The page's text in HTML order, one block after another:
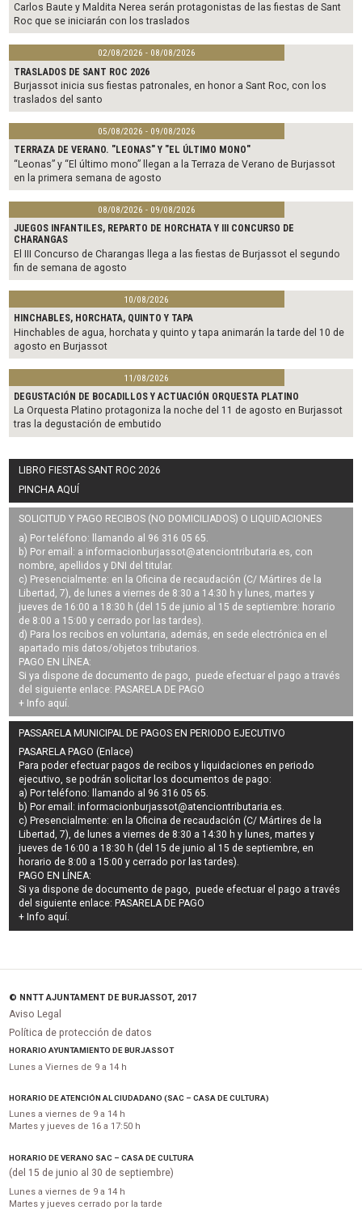
Carlos Baute y Maldita Nerea serán protagonistas de las fiestas de Sant
Roc que se iniciarán con los traslados
02/08/2026 - 08/08/2026
TRASLADOS DE SANT ROC 2026
Burjassot inicia sus fiestas patronales, en honor a Sant Roc, con los
traslados del santo
05/08/2026 - 09/08/2026
TERRAZA DE VERANO. "LEONAS" Y "EL ÚLTIMO MONO"
“Leonas” y “El último mono” llegan a la Terraza de Verano de Burjassot
en la primera semana de agosto
08/08/2026 - 09/08/2026
JUEGOS INFANTILES, REPARTO DE HORCHATA Y III CONCURSO DE
CHARANGAS
El III Concurso de Charangas llega a las fiestas de Burjassot el segundo
fin de semana de agosto
10/08/2026
HINCHABLES, HORCHATA, QUINTO Y TAPA
Hinchables de agua, horchata y quinto y tapa animarán la tarde del 10 de
agosto en Burjassot
11/08/2026
DEGUSTACIÓN DE BOCADILLOS Y ACTUACIÓN ORQUESTA PLATINO
La Orquesta Platino protagoniza la noche del 11 de agosto en Burjassot
tras la degustación de embutido
LIBRO FIESTAS SANT ROC 2026
PINCHA AQUÍ
SOLICITUD Y PAGO RECIBOS (NO DOMICILIADOS) O LIQUIDACIONES
a) Por teléfono: llamando al 96 316 05 65.
b) Por email: a informacionburjassot@atenciontributaria.es, con
nombre, apellidos y DNI del titular.
c) Presencialmente: en la Oficina de recaudación (C/ Mártires de la
Libertad, 7), de lunes a viernes de 8:30 a 14:30 h y lunes, martes y
jueves de 16:00 a 18:30 h (del 15 de junio al 15 de septiembre: horario
de 8:00 a 15:00 y cerrado por las tardes).
d) Para los recibos en voluntaria, además, en sede electrónica en el
apartado mis datos/objetos tributarios.
PAGO EN LÍNEA:
Si ya dispone de documento de pago, puede efectuar el pago a través
del siguiente enlace: PASARELA DE PAGO
+ Info aquí.
PASSARELA MUNICIPAL DE PAGOS EN PERIODO EJECUTIVO
PASARELA PAGO (Enlace)
Para poder efectuar pagos derecibos y liquidaciones en periodo
ejecutivo, se podrán solicitar los documentos de pago:
a) Por teléfono: llamando al 96 316 05 65.
b) Por email:informacionburjassot@atenciontributaria.es.
c) Presencialmente: en la Oficina de recaudación (C/ Mártires de la
Libertad, 7), de lunes a viernes de 8:30 a 14:30 h y lunes, martes y
jueves de 16:00 a 18:30 h (del 15 de junio al 15 de septiembre, en
horario de 8:00 a 15:00 y cerrado por las tardes).
PAGO EN LÍNEA:
Si ya dispone de documento de pago, puede efectuar el pago a través
del siguiente enlace: PASARELA DE PAGO
+ Info aquí.
© NNTT AJUNTAMENT DE BURJASSOT, 2017
Aviso Legal
Política de protección de datos
HORARIO AYUNTAMIENTO DE BURJASSOT
Lunes a Viernes de 9 a 14 h
HORARIO DE ATENCIÓN AL CIUDADANO (SAC – CASA DE CULTURA)
Lunes a viernes de 9 a 14 h
Martes y jueves de 16 a 17:50 h
HORARIO DE VERANO SAC – CASA DE CULTURA
(del 15 de junio al 30 de septiembre)
Lunes a viernes de 9 a 14 h
Martes y jueves cerrado por la tarde